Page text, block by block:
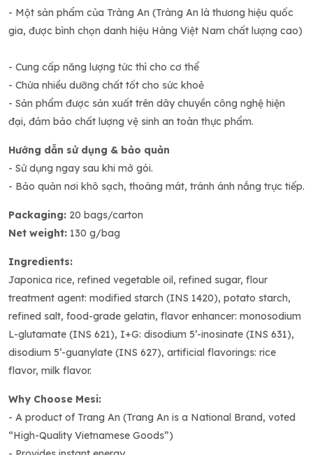
- Một sản phẩm của Tràng An (Tràng An là thương hiệu quốc
gia, được bình chọn danh hiệu Hàng Việt Nam chất lượng cao)
- Cung cấp năng lượng tức thì cho cơ thể
- Chứa nhiều dưỡng chất tốt cho sức khoẻ
- Sản phẩm được sản xuất trên dây chuyền công nghệ hiện
đại, đảm bảo chất lượng vệ sinh an toàn thực phẩm.
Hướng dẫn sử dụng & bảo quản
- Sử dụng ngay sau khi mở gói.
- Bảo quản nơi khô sạch, thoáng mát, tránh ánh nắng trực tiếp.
Packaging: 20 bags/carton
Net weight: 130 g/bag
Ingredients:
Japonica rice, refined vegetable oil, refined sugar, flour
treatment agent: modified starch (INS 1420), potato starch,
refined salt, food-grade gelatin, flavor enhancer: monosodium
L-glutamate (INS 621), I+G: disodium 5’-inosinate (INS 631),
disodium 5’-guanylate (INS 627), artificial flavorings: rice
flavor, milk flavor.
Why Choose Mesi:
- A product of Trang An (Trang An is a National Brand, voted
“High-Quality Vietnamese Goods”)